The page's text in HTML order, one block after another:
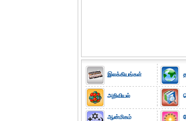
இலக்கியங்கள்
அறிவியல்
ஆன்மிகம்